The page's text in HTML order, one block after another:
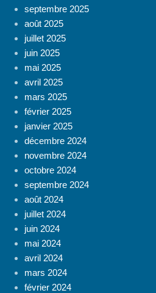
septembre 2025
août 2025
juillet 2025
juin 2025
mai 2025
avril 2025
mars 2025
février 2025
janvier 2025
décembre 2024
novembre 2024
octobre 2024
septembre 2024
août 2024
juillet 2024
juin 2024
mai 2024
avril 2024
mars 2024
février 2024